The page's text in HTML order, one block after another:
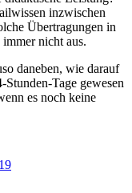
inzwischen
Übertragungen in
nicht aus.
daneben, wie darauf
Stunden-Tage gewesen
es noch keine